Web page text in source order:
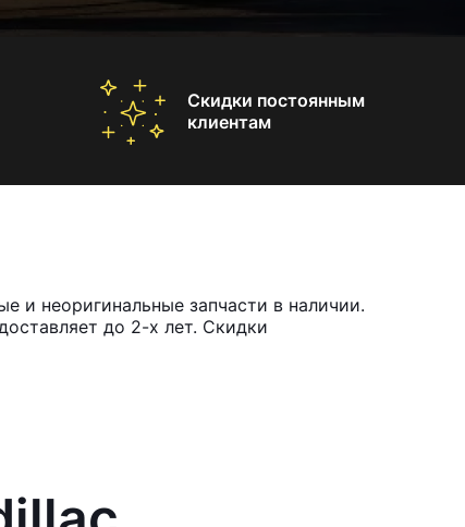
Скидки постоянным
клиентам
и неоригинальные запчасти в наличии.
до 2-х лет. Скидки